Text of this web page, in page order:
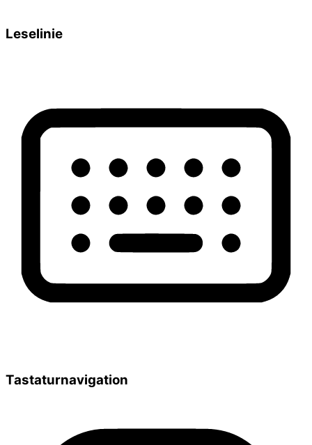
Leselinie
Tastaturnavigation